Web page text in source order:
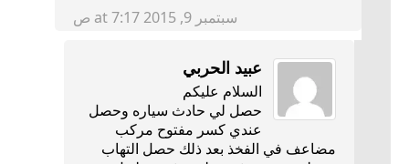
سبتمبر 9, 2015 at 7:17 ص
عبيد الحربي
السلام عليكم
حصل لي حادث سياره وحصل
عندي كسر مفتوح مركب
مضاعف في الفخذ بعد ذلك حصل التهاب